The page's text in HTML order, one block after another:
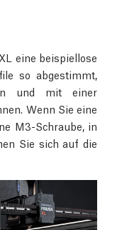
eine beispiellose
so abgestimmt,
und mit einer
Wenn Sie eine
M3-Schraube, in
Sie sich auf die